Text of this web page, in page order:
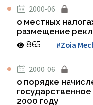
2000-06
о местных
размещение
865 #Zoia
2000-06
о порядке
2000 году